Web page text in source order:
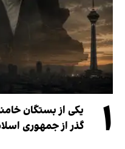
۱
یکی از بستگان
گذر از جمهوری